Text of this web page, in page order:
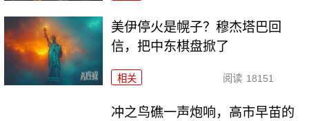
美伊停火是幌子？穆杰塔巴回
信，把中东棋盘掀了
相关 阅读 18151
冲之鸟礁一声炮响，高市早苗的